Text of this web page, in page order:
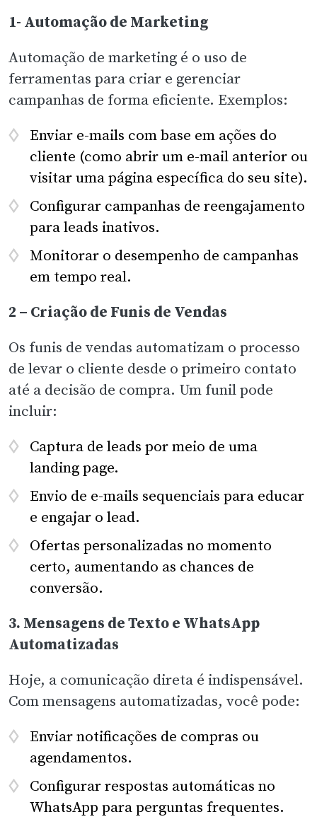
1- Automação de Marketing
Automação de marketing é o uso de
ferramentas para criar e gerenciar
campanhas de forma eficiente. Exemplos:
Enviar e-mails com base em ações do
cliente (como abrir um e-mail anterior ou
visitar uma página específica do seu site).
Configurar campanhas de reengajamento
para leads inativos.
Monitorar o desempenho de campanhas
em tempo real.
2 – Criação de Funis de Vendas
Os funis de vendas automatizam o processo
de levar o cliente desde o primeiro contato
até a decisão de compra. Um funil pode
incluir:
Captura de leads por meio de uma
landing page.
Envio de e-mails sequenciais para educar
e engajar o lead.
Ofertas personalizadas no momento
certo, aumentando as chances de
conversão.
3. Mensagens de Texto e WhatsApp
Automatizadas
Hoje, a comunicação direta é indispensável.
Com mensagens automatizadas, você pode:
Enviar notificações de compras ou
agendamentos.
Configurar respostas automáticas no
WhatsApp para perguntas frequentes.